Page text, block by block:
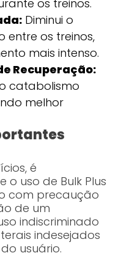
os treinos.
Diminui o
os treinos,
mais intenso.
Recuperação:
catabolismo
melhor
é
uso de Bulk Plus
com precaução
de um
indiscriminado
indesejados
usuário.